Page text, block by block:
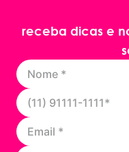
receba dicas e